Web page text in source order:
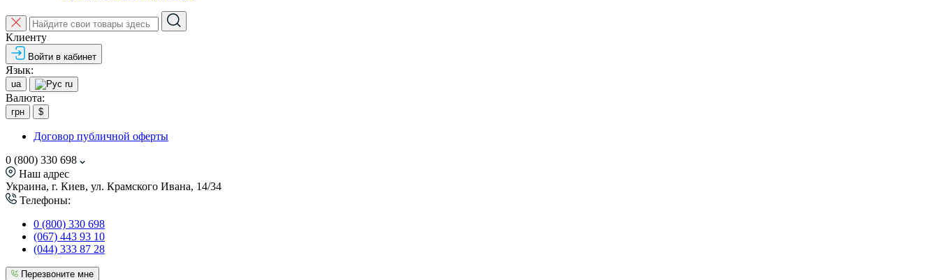
Клиенту
Войти в кабинет
Язык:
ua ru
Валюта:
грн $
Договор публичной оферты
0 (800) 330 698
Наш адрес
Украина, г. Киев, ул. Крамского Ивана, 14/34
Телефоны:
0 (800) 330 698
(067) 443 93 10
(044) 333 87 28
Перезвоните мне